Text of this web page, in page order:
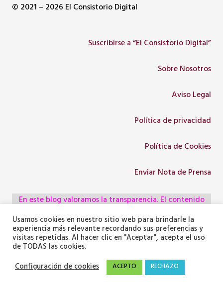
© 2021 – 2026 El Consistorio Digital
Suscribirse a “El Consistorio Digital”
Sobre Nosotros
Aviso Legal
Política de privacidad
Política de Cookies
Enviar Nota de Prensa
En este blog valoramos la transparencia. El contenido
escrito y las ideas son 100% propios o enviados por
colaboradores, empresas, asociaciones y
administraciones, pero utilizamos herramientas de
inteligencia artificial para optimizar la maquetación del
texto y generar algunas de las imágenes ilustrativas.
Usamos cookies en nuestro sitio web para brindarle la
experiencia más relevante recordando sus preferencias y
visitas repetidas. Al hacer clic en "Aceptar", acepta el uso
de TODAS las cookies.
Configuración de cookies
ACEPTO RECHAZO